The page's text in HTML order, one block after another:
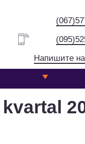
Напишите